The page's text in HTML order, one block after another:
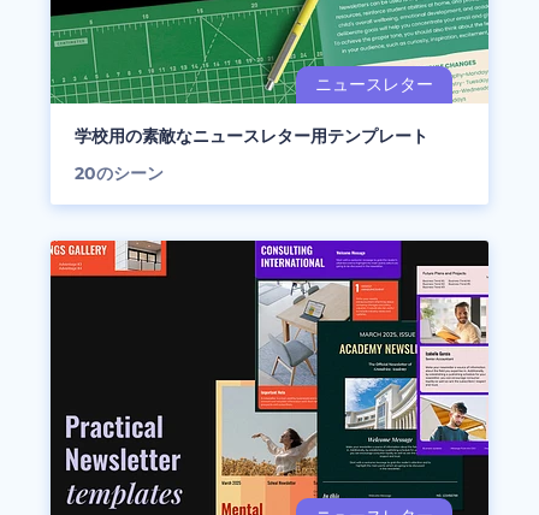
学校用の素敵なニュースレター用テンプレート
20のシーン